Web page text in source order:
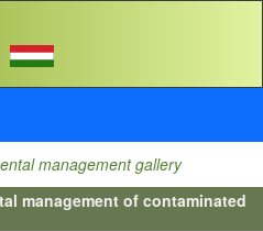
management gallery
management of contaminated